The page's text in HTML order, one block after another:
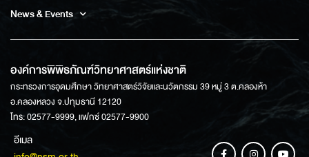
News & Events
องค์การพิพิธภัณฑ์วิทยาศาสตร์แห่งชาติ
กระทรวงการอุดมศึกษา วิทยาศาสตร์วิจัยและนวัตกรรม 39 หมู่ 3 ต.คลองห้า
อ.คลองหลวง จ.ปทุมธานี 12120
โทร: 02577-9999, แฟกซ์ 02577-9900
อีเมล